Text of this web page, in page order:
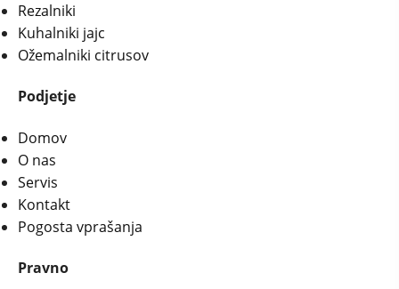
Rezalniki
Kuhalniki jajc
Ožemalniki citrusov
Podjetje
Domov
O nas
Servis
Kontakt
Pogosta vprašanja
Pravno